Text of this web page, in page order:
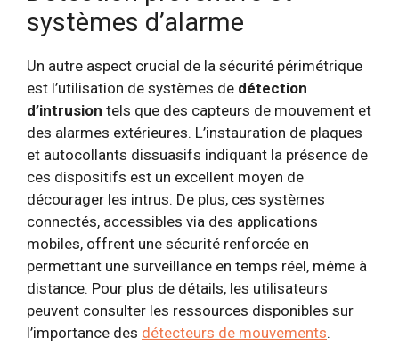
systèmes d’alarme
Un autre aspect crucial de la sécurité périmétrique
est l’utilisation de systèmes de détection
d’intrusion tels que des capteurs de mouvement et
des alarmes extérieures. L’instauration de plaques
et autocollants dissuasifs indiquant la présence de
ces dispositifs est un excellent moyen de
décourager les intrus. De plus, ces systèmes
connectés, accessibles via des applications
mobiles, offrent une sécurité renforcée en
permettant une surveillance en temps réel, même à
distance. Pour plus de détails, les utilisateurs
peuvent consulter les ressources disponibles sur
l’importance des détecteurs de mouvements.